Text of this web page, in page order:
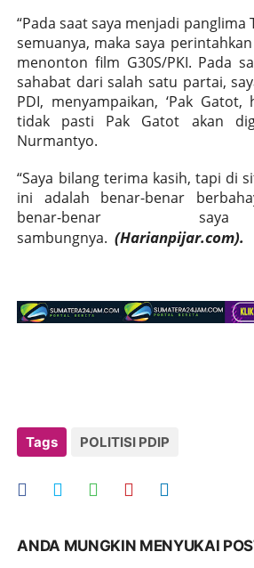
“Pada saat saya menjadi panglima
semuanya, maka saya
menonton film G30S/PKI. Pada
sahabat dari salah satu partai,
PDI, menyampaikan, ‘Pak
tidak pasti Pak Gatot akan
Nurmantyo.
“Saya bilang terima kasih, tapi di
ini adalah benar-benar
benar-benar
sambungnya. (Harianpijar.com).
Tags POLITISI PDIP
ANDA MUNGKIN MENYUKAI